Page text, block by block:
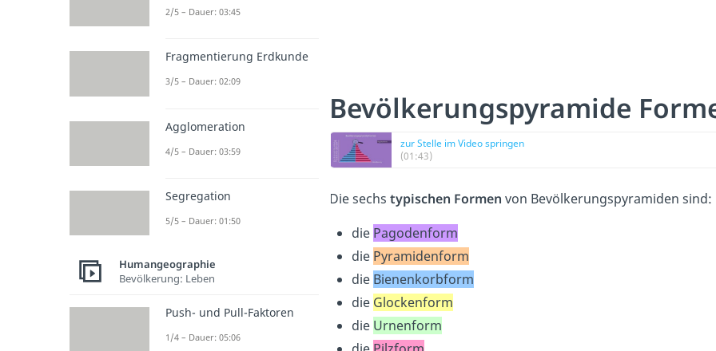
Bevölkerungspyramide
zur Stelle im Video springen
(01:43)
Die sechs typischen Formen von Bevölkerungspyramiden sind:
die Pagodenform
die Pyramidenform
die Bienenkorbform
die Glockenform
die Urnenform
2/5 – Dauer: 03:45
Fragmentierung Erdkunde
3/5 – Dauer: 02:09
Agglomeration
4/5 – Dauer: 03:59
Segregation
5/5 – Dauer: 01:50
Humangeographie
Bevölkerung: Leben
Push- und Pull-Faktoren
1/4 – Dauer: 05:06